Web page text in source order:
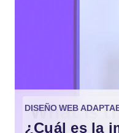
DISEÑO WEB
¿Cuál es la